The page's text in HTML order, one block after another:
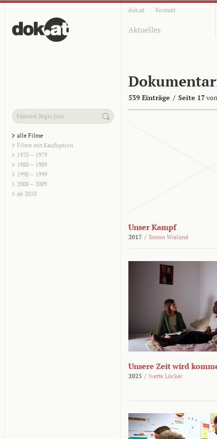
dok.at Kontakt
Aktuelles
539 Einträge / Seite 17
alle Filme
Filme mit Kaufoption
1970 – 1979
1980 – 1989
1990 – 1999
2000 – 2009
ab 2010
Unser Kampf
2017 / Simon Wieland
Unsere Zeit wird
2025 / Ivette Löcker